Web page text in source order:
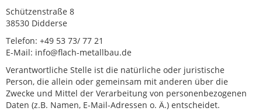
Schützenstraße 8
38530 Didderse
Telefon: +49 53 73/ 77 21
E-Mail: info@flach-metallbau.de
Verantwortliche Stelle ist die natürliche oder juristische
Person, die allein oder gemeinsam mit anderen über die
Zwecke und Mittel der Verarbeitung von personenbezogenen
Daten (z.B. Namen, E-Mail-Adressen o. Ä.) entscheidet.